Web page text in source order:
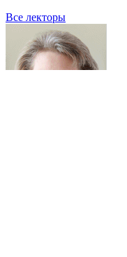
Все лекторы